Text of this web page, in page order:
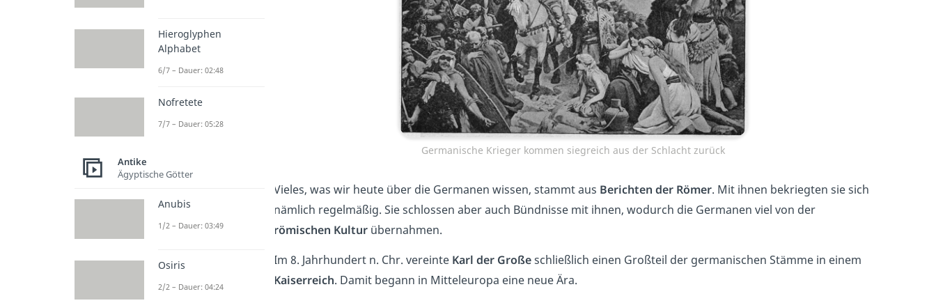
Germanische Krieger kommen siegreich aus der Schlacht zurück
Vieles, was wir heute über die Germanen wissen, stammt aus Berichten der Römer. Mit ihnen bekriegten sie sich
nämlich regelmäßig. Sie schlossen aber auch Bündnisse mit ihnen, wodurch die Germanen viel von der
römischen Kultur übernahmen.
Im 8. Jahrhundert n. Chr. vereinte Karl der Großeschließlich einen Großteil der germanischen Stämme in einem
Kaiserreich. Damit begann in Mitteleuropa eine neue Ära.
Hieroglyphen
Alphabet
6/7 – Dauer: 02:48
Nofretete
7/7 – Dauer: 05:28
Antike
Ägyptische Götter
Anubis
1/2 – Dauer: 03:49
Osiris
2/2 – Dauer: 04:24